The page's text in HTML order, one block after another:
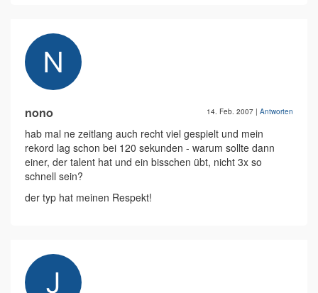
nono 14. Feb. 2007 | Antworten
hab mal ne zeitlang auch recht viel gespielt und mein
rekord lag schon bei 120 sekunden - warum sollte dann
einer, der talent hat und ein bisschen übt, nicht 3x so
schnell sein?
der typ hat meinen Respekt!